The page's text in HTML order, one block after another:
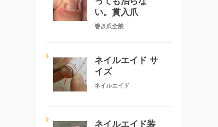
い。貫入爪
巻き爪全般
ネイルエイド サ
イズ
ネイルエイド
ネイルエイド装